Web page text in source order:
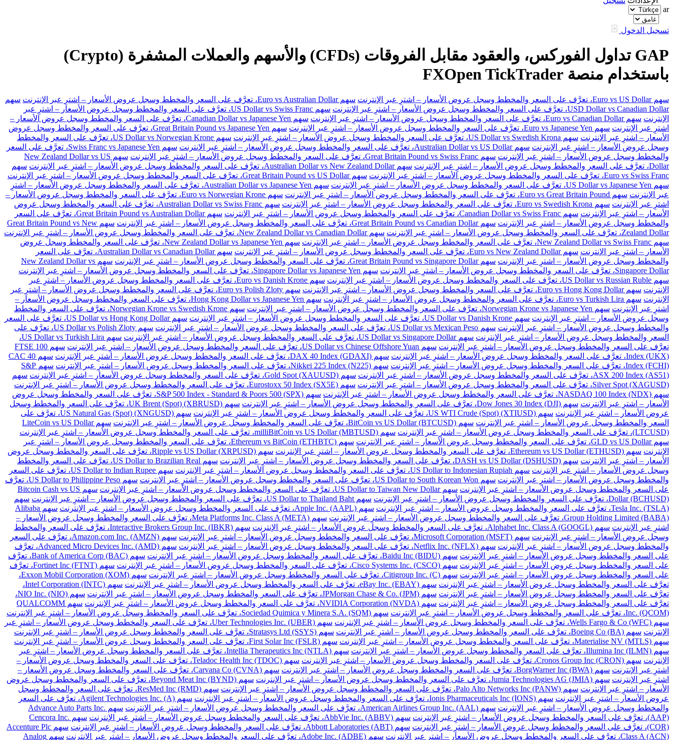
ar
تسجيل الدخول
GAP تداول الفوركس، والعقود مقابل الفروقات (CFDs) والأسهم والعملات المشفرة (Crypto)
باستخدام منصة FXOpen TickTrader
سهم Euro vs US Dollar، تعرَّف على السعر والمخطط وسجل عروض الأسعار – اشترِ عبر الإنترنت سهم Euro vs Australian Dollar، تعرَّف على السعر والمخطط وسجل عروض الأسعار – اشترِ عبر الإنترنت
سهم
USD Dollar vs Canadian Dollar، تعرَّف على السعر والمخطط وسجل عروض الأسعار – اشترِ عبر الإنترنت
سهم US Dollar vs Swiss Franc، تعرَّف على السعر والمخطط وسجل عروض الأسعار – اشترِ عبر
الإنترنت سهم Euro vs Canadian Dollar، تعرَّف على السعر والمخطط وسجل عروض الأسعار – اشترِ عبر الإنترنت
سهم Canadian Dollar vs Japanese Yen، تعرَّف على السعر والمخطط وسجل عروض الأسعار –
اشترِ عبر الإنترنت سهم Euro vs Japanese Yen، تعرَّف على السعر والمخطط وسجل عروض الأسعار – اشترِ عبر الإنترنت
سهم Great Britain Pound vs Japanese Yen، تعرَّف على السعر والمخطط وسجل عروض
الأسعار – اشترِ عبر الإنترنت سهم US Dollar vs Swedish Krona، تعرَّف على السعر والمخطط وسجل عروض الأسعار – اشترِ عبر الإنترنت
سهم US Dollar vs Norwegian Krone، تعرَّف على السعر والمخطط
وسجل عروض الأسعار – اشترِ عبر الإنترنت سهم Australian Dollar vs US Dollar، تعرَّف على السعر والمخطط وسجل عروض الأسعار – اشترِ عبر الإنترنت
سهم Swiss Franc vs Japanese Yen، تعرَّف على السعر
والمخطط وسجل عروض الأسعار – اشترِ عبر الإنترنت سهم Great Britain Pound vs Swiss Franc، تعرَّف على السعر والمخطط وسجل عروض الأسعار – اشترِ عبر الإنترنت
سهم New Zealand Dollar vs US
Dollar، تعرَّف على السعر والمخطط وسجل عروض الأسعار – اشترِ عبر الإنترنت
سهم Australian Dollar vs New Zealand Dollar، تعرَّف على السعر والمخطط وسجل عروض الأسعار – اشترِ عبر الإنترنت
سهم
Euro vs Swiss Franc، تعرَّف على السعر والمخطط وسجل عروض الأسعار – اشترِ عبر الإنترنت
سهم Great Britain Pound vs US Dollar، تعرَّف على السعر والمخطط وسجل عروض الأسعار – اشترِ عبر الإنترنت
سهم US Dollar vs Japanese Yen، تعرَّف على السعر والمخطط وسجل عروض الأسعار – اشترِ عبر الإنترنت
سهم Australian Dollar vs Japanese Yen، تعرَّف على السعر والمخطط وسجل عروض الأسعار – اشترِ
عبر الإنترنت سهم Euro vs Great Britain Pound، تعرَّف على السعر والمخطط وسجل عروض الأسعار – اشترِ عبر الإنترنت
سهم Euro vs Norwegian Krone، تعرَّف على السعر والمخطط وسجل عروض الأسعار –
اشترِ عبر الإنترنت سهم Euro vs Swedish Krona، تعرَّف على السعر والمخطط وسجل عروض الأسعار – اشترِ عبر الإنترنت
سهم Australian Dollar vs Swiss Franc، تعرَّف على السعر والمخطط وسجل عروض
الأسعار – اشترِ عبر الإنترنت سهم Canadian Dollar vs Swiss Franc، تعرَّف على السعر والمخطط وسجل عروض الأسعار – اشترِ عبر الإنترنت
سهم Great Britain Pound vs Australian Dollar، تعرَّف على السعر
والمخطط وسجل عروض الأسعار – اشترِ عبر الإنترنت سهم Great Britain Pound vs Canadian Dollar، تعرَّف على السعر والمخطط وسجل عروض الأسعار – اشترِ عبر الإنترنت
سهم Great Britain Pound vs New
Zealand Dollar، تعرَّف على السعر والمخطط وسجل عروض الأسعار – اشترِ عبر الإنترنت
سهم New Zealand Dollar vs Canadian Dollar، تعرَّف على السعر والمخطط وسجل عروض الأسعار – اشترِ عبر الإنترنت
سهم New Zealand Dollar vs Swiss Franc، تعرَّف على السعر والمخطط وسجل عروض الأسعار – اشترِ عبر الإنترنت
سهم New Zealand Dollar vs Japanese Yen، تعرَّف على السعر والمخطط وسجل عروض
الأسعار – اشترِ عبر الإنترنت سهم Euro vs New Zealand Dollar، تعرَّف على السعر والمخطط وسجل عروض الأسعار – اشترِ عبر الإنترنت
سهم Australian Dollar vs Canadian Dollar، تعرَّف على السعر
والمخطط وسجل عروض الأسعار – اشترِ عبر الإنترنت سهم Great Britain Pound vs Singapore Dollar، تعرَّف على السعر والمخطط وسجل عروض الأسعار – اشترِ عبر الإنترنت
سهم New Zealand Dollar vs
Singapore Dollar، تعرَّف على السعر والمخطط وسجل عروض الأسعار – اشترِ عبر الإنترنت
سهم Singapore Dollar vs Japanese Yen، تعرَّف على السعر والمخطط وسجل عروض الأسعار – اشترِ عبر الإنترنت
سهم US Dollar vs Russian Ruble، تعرَّف على السعر والمخطط وسجل عروض الأسعار – اشترِ عبر الإنترنت
سهم Euro vs Danish Krone، تعرَّف على السعر والمخطط وسجل عروض الأسعار – اشترِ عبر
الإنترنت سهم Euro vs Hong Kong Dollar، تعرَّف على السعر والمخطط وسجل عروض الأسعار – اشترِ عبر الإنترنت
سهم Euro vs Polish Zloty، تعرَّف على السعر والمخطط وسجل عروض الأسعار – اشترِ عبر
الإنترنت سهم Euro vs Turkish Lira، تعرَّف على السعر والمخطط وسجل عروض الأسعار – اشترِ عبر الإنترنت
سهم Hong Kong Dollar vs Japanese Yen، تعرَّف على السعر والمخطط وسجل عروض الأسعار –
اشترِ عبر الإنترنت سهم Norwegian Krone vs Japanese Yen، تعرَّف على السعر والمخطط وسجل عروض الأسعار – اشترِ عبر الإنترنت
سهم Norwegian Krone vs Swedish Krone، تعرَّف على السعر والمخطط
وسجل عروض الأسعار – اشترِ عبر الإنترنت سهم US Dollar vs Danish Krone، تعرَّف على السعر والمخطط وسجل عروض الأسعار – اشترِ عبر الإنترنت
سهم US Dollar vs Hong Kong Dollar، تعرَّف على السعر
والمخطط وسجل عروض الأسعار – اشترِ عبر الإنترنت سهم US Dollar vs Mexican Peso، تعرَّف على السعر والمخطط وسجل عروض الأسعار – اشترِ عبر الإنترنت
سهم US Dollar vs Polish Zloty، تعرَّف على
السعر والمخطط وسجل عروض الأسعار – اشترِ عبر الإنترنت سهم US Dollar vs Singapore Dollar، تعرَّف على السعر والمخطط وسجل عروض الأسعار – اشترِ عبر الإنترنت
سهم US Dollar vs Turkish Lira،
تعرَّف على السعر والمخطط وسجل عروض الأسعار – اشترِ عبر الإنترنت سهم US Dollar vs Chinese Offshore Yuan، تعرَّف على السعر والمخطط وسجل عروض الأسعار – اشترِ عبر الإنترنت
سهم FTSE 100
Index (UKX)، تعرَّف على السعر والمخطط وسجل عروض الأسعار – اشترِ عبر الإنترنت
سهم DAX 40 Index (GDAXI)، تعرَّف على السعر والمخطط وسجل عروض الأسعار – اشترِ عبر الإنترنت
سهم CAC 40
Index (FCHI)، تعرَّف على السعر والمخطط وسجل عروض الأسعار – اشترِ عبر الإنترنت
سهم Nikkei 225 Index (N225)، تعرَّف على السعر والمخطط وسجل عروض الأسعار – اشترِ عبر الإنترنت
سهم S&P
ASX 200 Index (AS51)، تعرَّف على السعر والمخطط وسجل عروض الأسعار – اشترِ عبر الإنترنت
سهم Gold Spot (XAUUSD)، تعرَّف على السعر والمخطط وسجل عروض الأسعار – اشترِ عبر الإنترنت
سهم
Silver Spot (XAGUSD)، تعرَّف على السعر والمخطط وسجل عروض الأسعار – اشترِ عبر الإنترنت
سهم Eurostoxx 50 Index (SX5E)، تعرَّف على السعر والمخطط وسجل عروض الأسعار – اشترِ عبر الإنترنت
سهم NASDAQ 100 Index (NDX)، تعرَّف على السعر والمخطط وسجل عروض الأسعار – اشترِ عبر الإنترنت
سهم S&P 500 Index - Standard & Poors 500 (SPX)، تعرَّف على السعر والمخطط وسجل عروض
الأسعار – اشترِ عبر الإنترنت سهم Dow Jones 30 Index (DJI)، تعرَّف على السعر والمخطط وسجل عروض الأسعار – اشترِ عبر الإنترنت
سهم UK Brent (Spot) (XBRUSD)، تعرَّف على السعر والمخطط وسجل
عروض الأسعار – اشترِ عبر الإنترنت سهم US WTI Crude (Spot) (XTIUSD)، تعرَّف على السعر والمخطط وسجل عروض الأسعار – اشترِ عبر الإنترنت
سهم US Natural Gas (Spot) (XNGUSD)، تعرَّف على
السعر والمخطط وسجل عروض الأسعار – اشترِ عبر الإنترنت سهم BitCoin vs US Dollar (BTCUSD)، تعرَّف على السعر والمخطط وسجل عروض الأسعار – اشترِ عبر الإنترنت
سهم LiteCoin vs US Dollar
(LTCUSD)، تعرَّف على السعر والمخطط وسجل عروض الأسعار – اشترِ عبر الإنترنت
سهم milliBitCoin vs US Dollar (MBTUSD)، تعرَّف على السعر والمخطط وسجل عروض الأسعار – اشترِ عبر الإنترنت
سهم GLD vs US Dollar، تعرَّف على السعر والمخطط وسجل عروض الأسعار – اشترِ عبر الإنترنت
سهم Ethereum vs BitCoin (ETHBTC)، تعرَّف على السعر والمخطط وسجل عروض الأسعار – اشترِ عبر
الإنترنت سهم Ethereum vs US Dollar (ETHUSD)، تعرَّف على السعر والمخطط وسجل عروض الأسعار – اشترِ عبر الإنترنت
سهم Ripple vs US Dollar (XRPUSD)، تعرَّف على السعر والمخطط وسجل عروض
الأسعار – اشترِ عبر الإنترنت سهم DASH vs US Dollar (DSHUSD)، تعرَّف على السعر والمخطط وسجل عروض الأسعار – اشترِ عبر الإنترنت
سهم US Dollar to Brazilian Real، تعرَّف على السعر والمخطط
وسجل عروض الأسعار – اشترِ عبر الإنترنت سهم US Dollar to Indonesian Rupiah، تعرَّف على السعر والمخطط وسجل عروض الأسعار – اشترِ عبر الإنترنت
سهم US Dollar to Indian Rupee، تعرَّف على السعر
والمخطط وسجل عروض الأسعار – اشترِ عبر الإنترنت سهم US Dollar to South Korean Won، تعرَّف على السعر والمخطط وسجل عروض الأسعار – اشترِ عبر الإنترنت
سهم US Dollar to Philippine Peso، تعرَّف
على السعر والمخطط وسجل عروض الأسعار – اشترِ عبر الإنترنت سهم US Dollar to Taiwan New Dollar، تعرَّف على السعر والمخطط وسجل عروض الأسعار – اشترِ عبر الإنترنت
سهم Bitcoin Cash vs US
Dollar (BCHUSD)، تعرَّف على السعر والمخطط وسجل عروض الأسعار – اشترِ عبر الإنترنت
سهم US Dollar to Thailand Baht، تعرَّف على السعر والمخطط وسجل عروض الأسعار – اشترِ عبر الإنترنت
سهم
Tesla Inc. (TSLA)، تعرَّف على السعر والمخطط وسجل عروض الأسعار – اشترِ عبر الإنترنت
سهم Apple Inc. (AAPL)، تعرَّف على السعر والمخطط وسجل عروض الأسعار – اشترِ عبر الإنترنت
سهم Alibaba
Group Holding Limited (BABA)، تعرَّف على السعر والمخطط وسجل عروض الأسعار – اشترِ عبر الإنترنت
سهم Meta Platforms Inc. Class A (META)، تعرَّف على السعر والمخطط وسجل عروض الأسعار –
اشترِ عبر الإنترنت سهم Alphabet Inc. Class A (GOOGL)، تعرَّف على السعر والمخطط وسجل عروض الأسعار – اشترِ عبر الإنترنت
سهم Interactive Brokers Group Inc. (IBKR)، تعرَّف على السعر والمخطط
وسجل عروض الأسعار – اشترِ عبر الإنترنت سهم Microsoft Corporation (MSFT)، تعرَّف على السعر والمخطط وسجل عروض الأسعار – اشترِ عبر الإنترنت
سهم Amazon.com Inc. (AMZN)، تعرَّف على السعر
والمخطط وسجل عروض الأسعار – اشترِ عبر الإنترنت سهم Netflix Inc. (NFLX)، تعرَّف على السعر والمخطط وسجل عروض الأسعار – اشترِ عبر الإنترنت
سهم Advanced Micro Devices Inc. (AMD)، تعرَّف
على السعر والمخطط وسجل عروض الأسعار – اشترِ عبر الإنترنت سهم Baidu Inc (BIDU)، تعرَّف على السعر والمخطط وسجل عروض الأسعار – اشترِ عبر الإنترنت
سهم Bank of America Corp (BAC)، تعرَّف
على السعر والمخطط وسجل عروض الأسعار – اشترِ عبر الإنترنت سهم Cisco Systems Inc. (CSCO)، تعرَّف على السعر والمخطط وسجل عروض الأسعار – اشترِ عبر الإنترنت
سهم Fortinet Inc (FTNT)، تعرَّف
على السعر والمخطط وسجل عروض الأسعار – اشترِ عبر الإنترنت سهم Citigroup Inc. (C)، تعرَّف على السعر والمخطط وسجل عروض الأسعار – اشترِ عبر الإنترنت
سهم Exxon Mobil Corporation (XOM)،
تعرَّف على السعر والمخطط وسجل عروض الأسعار – اشترِ عبر الإنترنت سهم eBay Inc. (EBAY)، تعرَّف على السعر والمخطط وسجل عروض الأسعار – اشترِ عبر الإنترنت
سهم Intel Corporation (INTC)،
تعرَّف على السعر والمخطط وسجل عروض الأسعار – اشترِ عبر الإنترنت سهم JPMorgan Chase & Co. (JPM)، تعرَّف على السعر والمخطط وسجل عروض الأسعار – اشترِ عبر الإنترنت
سهم NIO Inc. (NIO)،
تعرَّف على السعر والمخطط وسجل عروض الأسعار – اشترِ عبر الإنترنت سهم NVIDIA Corporation (NVDA)، تعرَّف على السعر والمخطط وسجل عروض الأسعار – اشترِ عبر الإنترنت
سهم QUALCOMM
Inc. (QCOM)، تعرَّف على السعر والمخطط وسجل عروض الأسعار – اشترِ عبر الإنترنت
سهم Sociedad Quimica y Minera S.A. (SQM)، تعرَّف على السعر والمخطط وسجل عروض الأسعار – اشترِ عبر الإنترنت
سهم Wells Fargo & Co (WFC)، تعرَّف على السعر والمخطط وسجل عروض الأسعار – اشترِ عبر الإنترنت
سهم Uber Technologies Inc. (UBER)، تعرَّف على السعر والمخطط وسجل عروض الأسعار – اشترِ عبر
الإنترنت سهم Boeing Co (BA)، تعرَّف على السعر والمخطط وسجل عروض الأسعار – اشترِ عبر الإنترنت
سهم Stratasys Ltd (SSYS)، تعرَّف على السعر والمخطط وسجل عروض الأسعار – اشترِ عبر الإنترنت
سهم Materialise NV (MTLS)، تعرَّف على السعر والمخطط وسجل عروض الأسعار – اشترِ عبر الإنترنت
سهم First Solar Inc (FSLR)، تعرَّف على السعر والمخطط وسجل عروض الأسعار – اشترِ عبر الإنترنت
سهم Illumina Inc (ILMN)، تعرَّف على السعر والمخطط وسجل عروض الأسعار – اشترِ عبر الإنترنت
سهم Intellia Therapeutics Inc (NTLA)، تعرَّف على السعر والمخطط وسجل عروض الأسعار – اشترِ عبر
الإنترنت سهم Cronos Group Inc (CRON)، تعرَّف على السعر والمخطط وسجل عروض الأسعار – اشترِ عبر الإنترنت
سهم Teladoc Health Inc (TDOC)، تعرَّف على السعر والمخطط وسجل عروض الأسعار –
اشترِ عبر الإنترنت سهم BorgWarner Inc (BWA)، تعرَّف على السعر والمخطط وسجل عروض الأسعار – اشترِ عبر الإنترنت
سهم Carvana Co (CVNA)، تعرَّف على السعر والمخطط وسجل عروض الأسعار –
اشترِ عبر الإنترنت سهم Jumia Technologies AG (JMIA)، تعرَّف على السعر والمخطط وسجل عروض الأسعار – اشترِ عبر الإنترنت
سهم Beyond Meat Inc (BYND)، تعرَّف على السعر والمخطط وسجل عروض
الأسعار – اشترِ عبر الإنترنت سهم Palo Alto Networks Inc (PANW)، تعرَّف على السعر والمخطط وسجل عروض الأسعار – اشترِ عبر الإنترنت
سهم ResMed Inc (RMD)، تعرَّف على السعر والمخطط وسجل
عروض الأسعار – اشترِ عبر الإنترنت سهم Ionis Pharmaceuticals Inc (IONS)، تعرَّف على السعر والمخطط وسجل عروض الأسعار – اشترِ عبر الإنترنت
سهم Agilent Technologies Inc. (A)، تعرَّف على السعر
والمخطط وسجل عروض الأسعار – اشترِ عبر الإنترنت سهم American Airlines Group Inc. (AAL)، تعرَّف على السعر والمخطط وسجل عروض الأسعار – اشترِ عبر الإنترنت
سهم Advance Auto Parts Inc.
(AAP)، تعرَّف على السعر والمخطط وسجل عروض الأسعار – اشترِ عبر الإنترنت
سهم AbbVie Inc. (ABBV)، تعرَّف على السعر والمخطط وسجل عروض الأسعار – اشترِ عبر الإنترنت
سهم Cencora Inc.
(COR)، تعرَّف على السعر والمخطط وسجل عروض الأسعار – اشترِ عبر الإنترنت
سهم Abbott Laboratories (ABT)، تعرَّف على السعر والمخطط وسجل عروض الأسعار – اشترِ عبر الإنترنت
سهم Accenture Plc
Class A (ACN)، تعرَّف على السعر والمخطط وسجل عروض الأسعار – اشترِ عبر الإنترنت
سهم Adobe Inc. (ADBE)، تعرَّف على السعر والمخطط وسجل عروض الأسعار – اشترِ عبر الإنترنت
سهم Analog